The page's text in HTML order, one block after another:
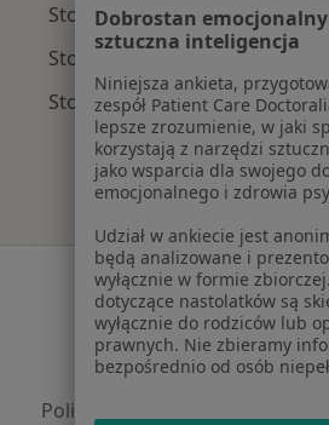
Stomatolodzy z NFZ w
Stomatolodzy z Medicover w
Stomatolodzy z Enel-med w
Serwis
Regulamin
Polityka prywatności
Polityka prywatności
Polityka prywatności dla
Dobrostan
sztuczna inteligencja
Niniejsza ankieta,
zespół Patient Care
lepsze zrozumienie, w jaki
korzystają z narzędzi
jako wsparcia dla swojego
emocjonalnego i zdrowia
Udział w ankiecie jest
będą analizowane i
wyłącznie w formie
dotyczące nastolatków są
wyłącznie do rodziców lub
prawnych. Nie zbieramy
bezpośrednio od osób